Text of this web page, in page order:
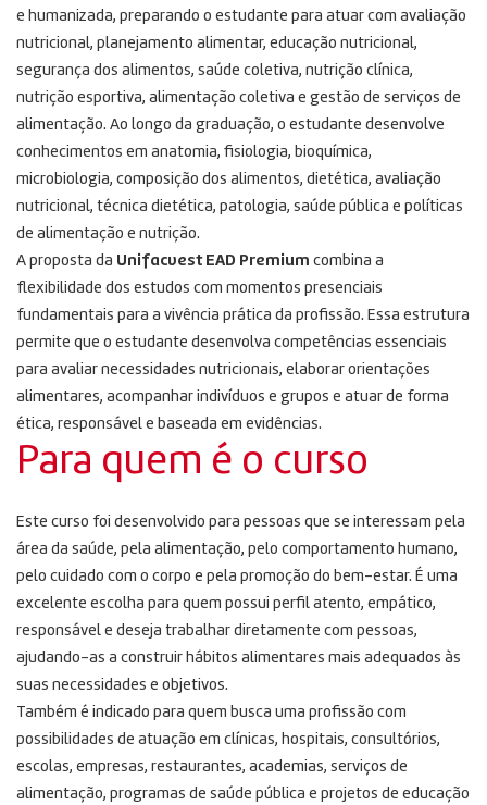
e humanizada, preparando o estudante para atuar com avaliação
nutricional, planejamento alimentar, educação nutricional,
segurança dos alimentos, saúde coletiva, nutrição clínica,
nutrição esportiva, alimentação coletiva e gestão de serviços de
alimentação. Ao longo da graduação, o estudante desenvolve
conhecimentos em anatomia, fisiologia, bioquímica,
microbiologia, composição dos alimentos, dietética, avaliação
nutricional, técnica dietética, patologia, saúde pública e políticas
de alimentação e nutrição.
A proposta da Unifacvest EAD Premium combina a
flexibilidade dos estudos com momentos presenciais
fundamentais para a vivência prática da profissão. Essa estrutura
permite que o estudante desenvolva competências essenciais
para avaliar necessidades nutricionais, elaborar orientações
alimentares, acompanhar indivíduos e grupos e atuar de forma
ética, responsável e baseada em evidências.
Para quem é o curso
Este curso foi desenvolvido para pessoas que se interessam pela
área da saúde, pela alimentação, pelo comportamento humano,
pelo cuidado com o corpo e pela promoção do bem-estar. É uma
excelente escolha para quem possui perfil atento, empático,
responsável e deseja trabalhar diretamente com pessoas,
ajudando-as a construir hábitos alimentares mais adequados às
suas necessidades e objetivos.
Também é indicado para quem busca uma profissão com
possibilidades de atuação em clínicas, hospitais, consultórios,
escolas, empresas, restaurantes, academias, serviços de
alimentação, programas de saúde pública e projetos de educação